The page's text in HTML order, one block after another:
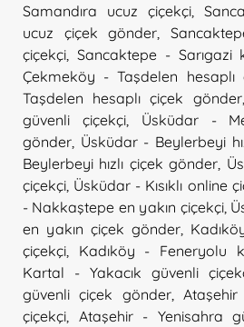
Samandıra ucuz çiçekçi
ucuz çiçek gönder ,
çiçekçi Sancaktepe -
Çekmeköy - Taşdelen hesaplı
Taşdelen hesaplı çiçek gönder,
güvenli çiçekçi, Üsküdar -
gönder Üsküdar - Beylerbeyi
Beylerbeyi hızlı çiçek gönder
çiçekçi Üsküdar - Kısıklı online
- Nakkaştepe en yakın çiçekçi,
en yakın çiçek gönder
çiçekçi
Kadıköy - Feneryolu
Kartal - Yakacık güvenli
güvenli çiçek gönder,
çiçekçi
Ataşehir - Yenisahra